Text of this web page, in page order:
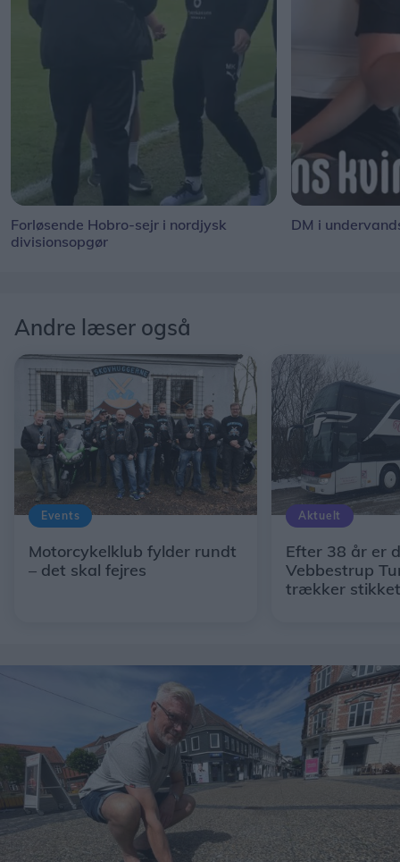
Forløsende Hobro-sejr i nordjysk
divisionsopgør
DM i
Andre læser også
Events
Motorcykelklub fylder rundt
– det skal fejres
Aktuelt
Efter 38 år er
Vebbestrup
trækker stikket